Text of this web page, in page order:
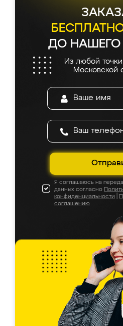
ДО
Из любой
Московской
Я соглашаюсь на
данных согласно
конфиденциальности
соглашению